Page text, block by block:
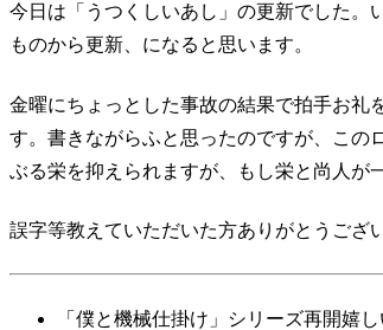
今日は「うつくしいあし」の更新でした。
ものから更新、になると思います。
金曜にちょっとした事故の結果で拍手お礼
す。書きながらふと思ったのですが、この
ぶる栄を抑えられますが、もし栄と尚人
誤字等教えていただいた方ありがとうござ
「僕と機械仕掛け」シリーズ再開嬉